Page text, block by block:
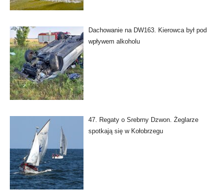
Dachowanie na DW163. Kierowca był pod
wpływem alkoholu
47. Regaty o Srebrny Dzwon. Żeglarze
spotkają się w Kołobrzegu